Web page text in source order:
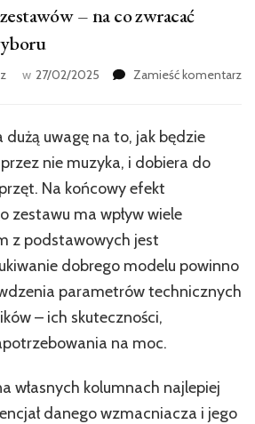
– na co zwracać
w 27/02/2025 Zamieść komentarz
dużą uwagę na to, jak będzie
przez nie muzyka, i dobiera do
Na końcowy efekt
zestawu ma wpływ wiele
z podstawowych jest
dobrego modelu powinno
parametrów technicznych
– ich skuteczności,
na moc.
własnych kolumnach najlepiej
danego wzmacniacza i jego